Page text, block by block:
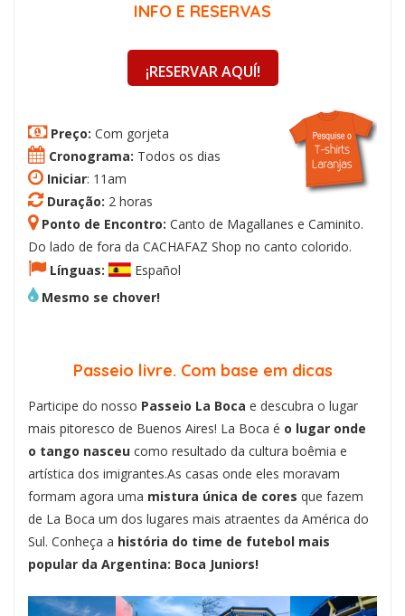
INFO E RESERVAS
¡RESERVAR AQUÍ!
Preço: Com gorjeta
Cronograma: Todos os dias
Iniciar: 11am
Duração: 2 horas
Ponto de Encontro: Canto de Magallanes e Caminito.
Do lado de fora da CACHAFAZ Shop no canto colorido.
Línguas:
Español
Mesmo se chover!
Passeio livre. Com base em dicas
Participe do nosso Passeio La Boca e descubra o lugar
mais pitoresco de Buenos Aires! La Boca é o lugar onde
o tango nasceu como resultado da cultura boêmia e
artística dos imigrantes.As casas onde eles moravam
formam agora uma mistura única de cores que fazem
de La Boca um dos lugares mais atraentes da América do
Sul. Conheça a história do time de futebol mais
popular da Argentina: Boca Juniors!